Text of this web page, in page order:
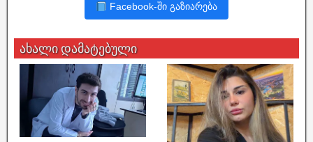
Facebook-ში გაზიარება
ახალი დამატებული